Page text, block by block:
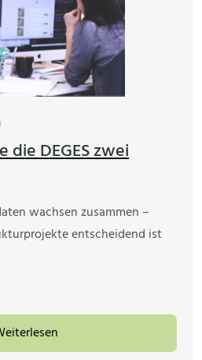
die DEGES zwei
wachsen zusammen –
entscheidend ist